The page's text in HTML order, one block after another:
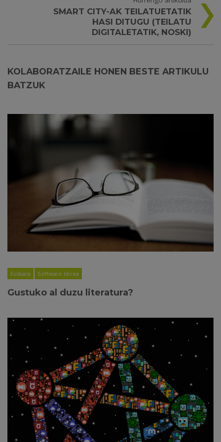
SMART CITY-AK TEILATUETATIK
HASI DITUGU (TEILATU
DIGITALETATIK, NOSKI)
KOLABORATZAILE HONEN BESTE ARTIKULU
BATZUK
Euskara Software librea
Gustuko al duzu literatura?